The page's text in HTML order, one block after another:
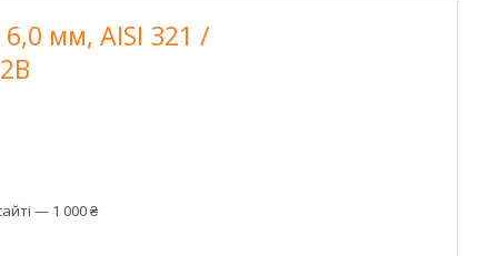
мм, AISI 321 /
— 1 000 ₴